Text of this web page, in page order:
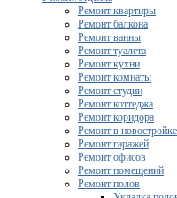
Ремонт квартиры
Ремонт балкона
Ремонт ванны
Ремонт туалета
Ремонт кухни
Ремонт комнаты
Ремонт студии
Ремонт коттеджа
Ремонт коридора
Ремонт в новостройке
Ремонт гаражей
Ремонт офисов
Ремонт помещений
Ремонт полов